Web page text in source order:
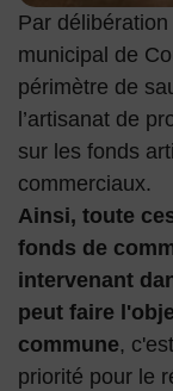
Par
municipal de
périmètre de
l’artisanat de
sur les fonds
commerciaux.
Ainsi, toute
fonds de
intervenant
peut faire
commune,
priorité pour le